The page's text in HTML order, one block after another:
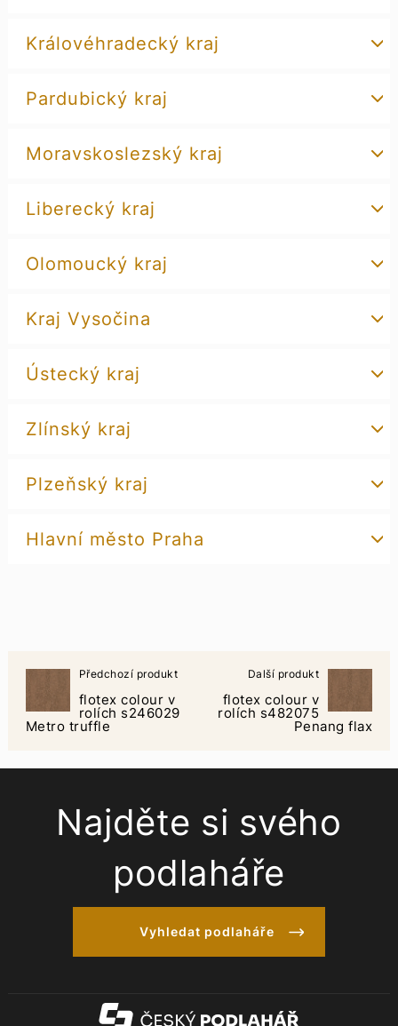
Královéhradecký kraj
Pardubický kraj
Moravskoslezský kraj
Liberecký kraj
Olomoucký kraj
Kraj Vysočina
Ústecký kraj
Zlínský kraj
Plzeňský kraj
Hlavní město Praha
Předchozí produkt
flotex colour v
rolích s246029
Metro truffle
Další produkt
flotex colour v
rolích s482075
Penang flax
Najděte si svého
podlaháře
Vyhledat podlaháře